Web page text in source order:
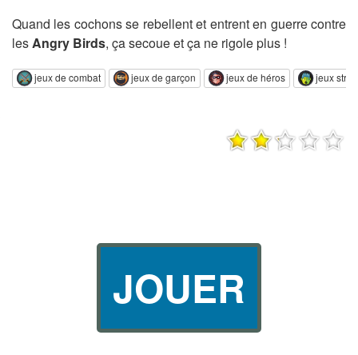
Quand les cochons se rebellent et entrent en guerre contre
lesAngry Birds, ça secoue et ça ne rigole plus !
jeux de combat jeux de garçon jeux de héros jeux
JOUER